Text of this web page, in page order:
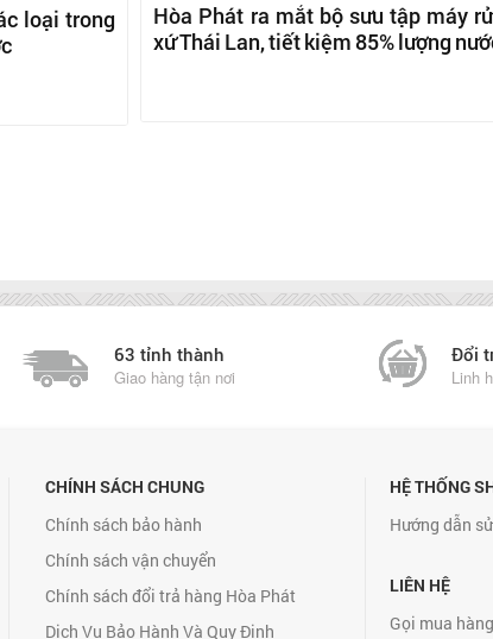
loại trong
Hòa Phát ra mắt bộ sưu tập máy
xứ Thái Lan, tiết kiệm 85% lượng
63 tỉnh thành
Giao hàng tận nơi
Đổi
Linh
CHÍNH SÁCH CHUNG
Chính sách bảo hành
Chính sách vận chuyển
Chính sách đổi trả hàng Hòa Phát
Dịch Vụ Bảo Hành Và Quy Định
HỆ THỐNG
Hướng dẫn
LIÊN HỆ
Gọi mua